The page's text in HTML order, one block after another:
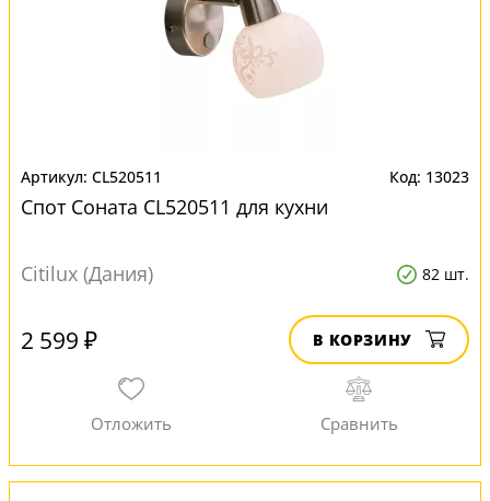
CL520511 13023
Спот Соната CL520511 для кухни
Citilux (Дания) 82 шт.
2 599 ₽ В КОРЗИНУ